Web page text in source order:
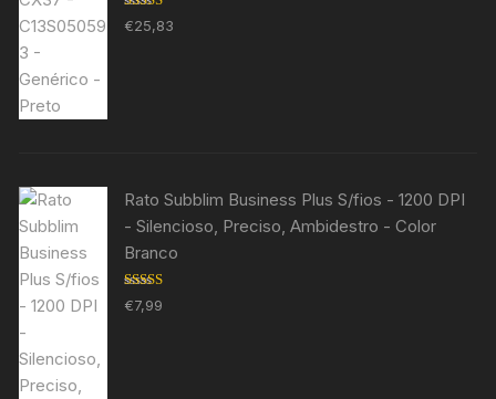
Avaliação
5.00de 5
€25,83
Rato Subblim Business Plus S/fios - 1200 DPI
- Silencioso, Preciso, Ambidestro - Color
Branco
Avaliação
5.00de 5
€7,99